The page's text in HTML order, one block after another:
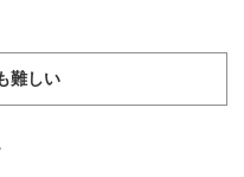
難しい